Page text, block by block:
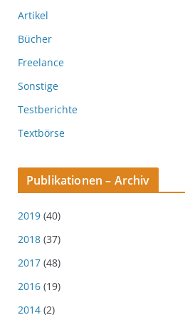
Artikel
Bücher
Freelance
Sonstige
Testberichte
Textbörse
Publikationen – Archiv
2019 (40)
2018 (37)
2017 (48)
2016 (19)
2014 (2)